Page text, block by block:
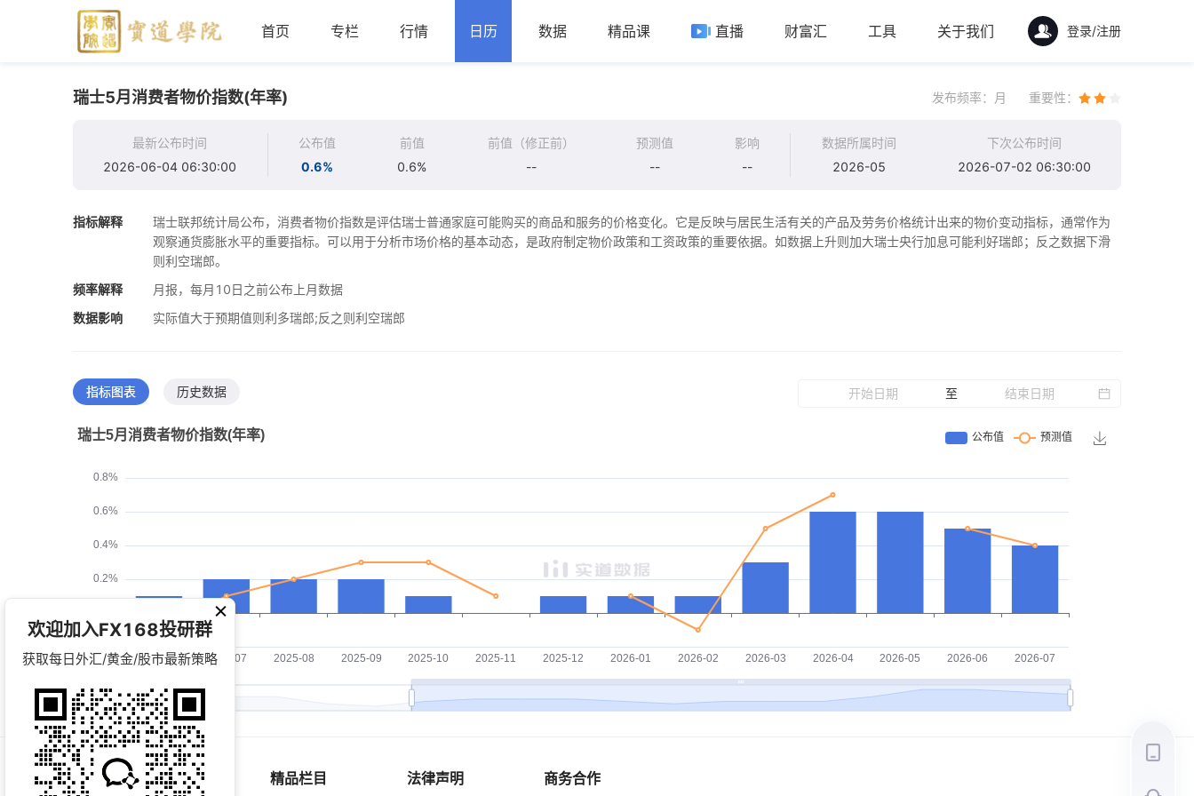
首页 专栏 行情 日历 数据 精品课 直播 财富汇 工具 关于我们 登录/注册
欢迎加入FX168投研群
获取每日外汇/黄金/股市最新策略
瑞士5月消费者物价指数(年率) 发布频率： 月 重要性：
最新公布时间
2026-06-04 06:30:00
公布值
0.6%
前值
0.6%
前值（修正前）
--
预测值
--
影响
--
数据所属时间
2026-05
下次公布时间
2026-07-02 06:30:00
指标解释
瑞士联邦统计局公布，消费者物价指数是评估瑞士普通家庭可能购买的商品和服务的价格变化。它是反映与居民生活有关的产品及劳务价格统计出来的物价变动指标，通常作为
观察通货膨胀水平的重要指标。可以用于分析市场价格的基本动态，是政府制定物价政策和工资政策的重要依据。如数据上升则加大瑞士央行加息可能利好瑞郎；反之数据下滑
则利空瑞郎。
频率解释
月报，每月10日之前公布上月数据
数据影响
实际值大于预期值则利多瑞郎;反之则利空瑞郎
至
指标图表 历史数据
精品栏目 法律声明 商务合作